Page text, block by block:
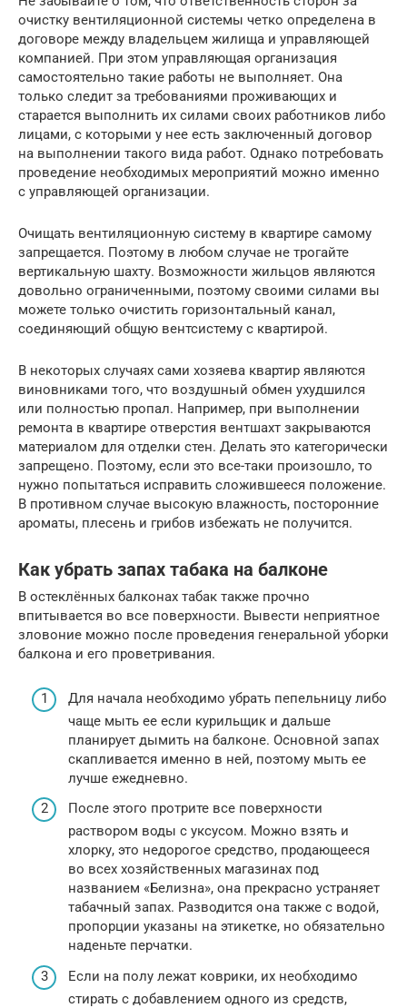
очистку вентиляционной системы четко определена в
договоре между владельцем жилища и управляющей
компанией. При этом управляющая организация
самостоятельно такие работы не выполняет. Она
только следит за требованиями проживающих и
старается выполнить их силами своих работников либо
лицами, с которыми у нее есть заключенный договор
на выполнении такого вида работ. Однако потребовать
проведение необходимых мероприятий можно именно
с управляющей организации.
Очищать вентиляционную систему в квартире самому
запрещается. Поэтому в любом случае не трогайте
вертикальную шахту. Возможности жильцов являются
довольно ограниченными, поэтому своими силами вы
можете только очистить горизонтальный канал,
соединяющий общую вентсистему с квартирой.
В некоторых случаях сами хозяева квартир являются
виновниками того, что воздушный обмен ухудшился
или полностью пропал. Например, при выполнении
ремонта в квартире отверстия вентшахт закрываются
материалом для отделки стен. Делать это категорически
запрещено. Поэтому, если это все-таки произошло, то
нужно попытаться исправить сложившееся положение.
В противном случае высокую влажность, посторонние
ароматы, плесень и грибов избежать не получится.
Как убрать запах табака на балконе
В остеклённых балконах табак также прочно
впитывается во все поверхности. Вывести неприятное
зловоние можно после проведения генеральной уборки
балкона и его проветривания.
Для начала необходимо убрать пепельницу либо
чаще мыть ее если курильщик и дальше
планирует дымить на балконе. Основной запах
скапливается именно в ней, поэтому мыть ее
лучше ежедневно.
После этого протрите все поверхности
раствором воды с уксусом. Можно взять и
хлорку, это недорогое средство, продающееся
во всех хозяйственных магазинах под
названием «Белизна», она прекрасно устраняет
табачный запах. Разводится она также с водой,
пропорции указаны на этикетке, но обязательно
наденьте перчатки.
Если на полу лежат коврики, их необходимо
стирать с добавлением одного из средств,